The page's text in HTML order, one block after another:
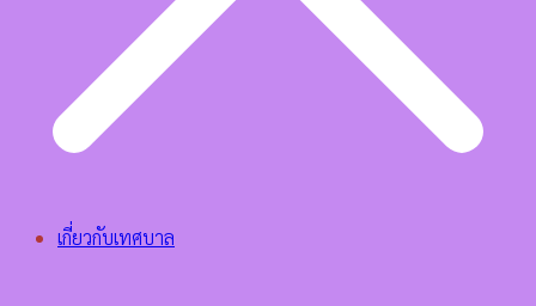
เกี่ยวกับเทศบาล